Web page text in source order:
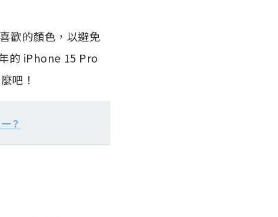
歡的顏色，以避免
的 iPhone 15 Pro
吧！
？